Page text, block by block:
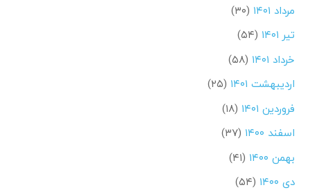
مرداد ۱۴۰۱
(۳۰)
تیر ۱۴۰۱
(۵۴)
خرداد ۱۴۰۱
(۵۸)
اردیبهشت ۱۴۰۱
(۲۵)
فروردین ۱۴۰۱
(۱۸)
اسفند ۱۴۰۰
(۳۷)
بهمن ۱۴۰۰
(۴۱)
دی ۱۴۰۰
(۵۴)